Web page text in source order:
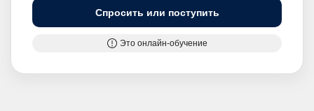
Спросить или поступить
Это онлайн-обучение